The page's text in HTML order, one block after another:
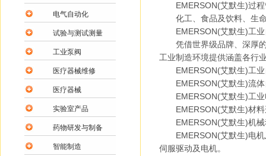
EMERSON(艾默生)过程
化工、食品及饮料、生命
EMERSON(艾默生)工业
凭借世界级品牌、深厚的
工业制造环境提供涵盖各行
EMERSON(艾默生)工业
EMERSON(艾默生)流体
EMERSON(艾默生)工业
EMERSON(艾默生)材料
EMERSON(艾默生)机械
EMERSON(艾默生)电机
伺服驱动及电机。
电气自动化
试验与测试测量
工业泵阀
医疗器械维修
医疗器械
实验室产品
药物研发与制备
智能制造